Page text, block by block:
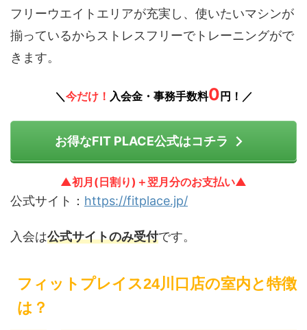
フリーウエイトエリアが充実し、使いたいマシンが
揃っているからストレスフリーでトレーニングがで
きます。
＼今だけ！ 入会金・事務手数料0 円！／
お得なFIT PLACE公式はコチラ
▲初月(日割り)＋翌月分のお支払い▲
公式サイト： https://fitplace.jp/
入会は公式サイトのみ受付です。
フィットプレイス24川口店の室内と特徴
は？